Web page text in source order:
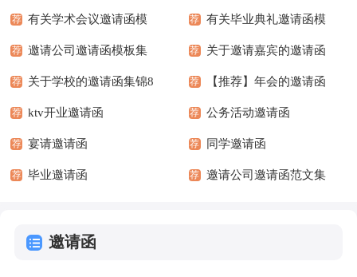
荐 有关学术会议邀请函模
板八篇
荐 有关毕业典礼邀请函模
板合集8篇
荐 邀请公司邀请函模板集
锦十篇
荐 关于邀请嘉宾的邀请函
模板5篇
荐 关于学校的邀请函集锦8
篇
荐 【推荐】年会的邀请函
集合4篇
荐 ktv开业邀请函 荐 公务活动邀请函
荐 宴请邀请函 荐 同学邀请函
荐 毕业邀请函 荐 邀请公司邀请函范文集
邀请函